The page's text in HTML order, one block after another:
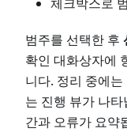
범주를 선택한 후
확인 대화상자에
니다. 정리 중에
는 진행 뷰가 나
간과 오류가 요약